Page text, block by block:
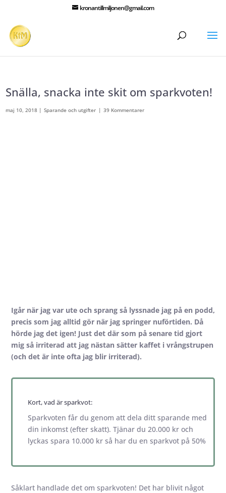
kronantillmiljonen@gmail.com
Snälla, snacka inte skit om sparkvoten!
maj 10, 2018 | Sparande och utgifter | 39 Kommentarer
Igår när jag var ute och sprang så lyssnade jag på en podd,
precis som jag alltid gör när jag springer nuförtiden. Då
hörde jag det igen! Just det där som på senare tid gjort
mig så irriterad att jag nästan sätter kaffet i vrångstrupen
(och det är inte ofta jag blir irriterad).
Kort, vad är sparkvot:
Sparkvoten får du genom att dela ditt sparande med
din inkomst (efter skatt). Tjänar du 20.000 kr och
lyckas spara 10.000 kr så har du en sparkvot på 50%
Såklart handlade det om sparkvoten! Det har blivit något